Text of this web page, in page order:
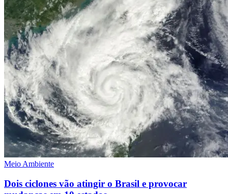
Meio Ambiente
Dois ciclones vão atingir o Brasil e provocar